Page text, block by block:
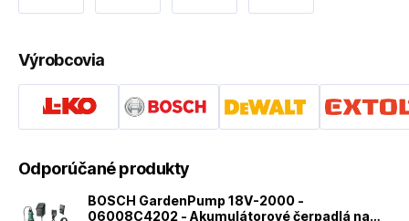
Výrobcovia
Odporúčané produkty
BOSCH GardenPump 18V-2000 -
06008C4202 - Akumulátorové čerpadlá na